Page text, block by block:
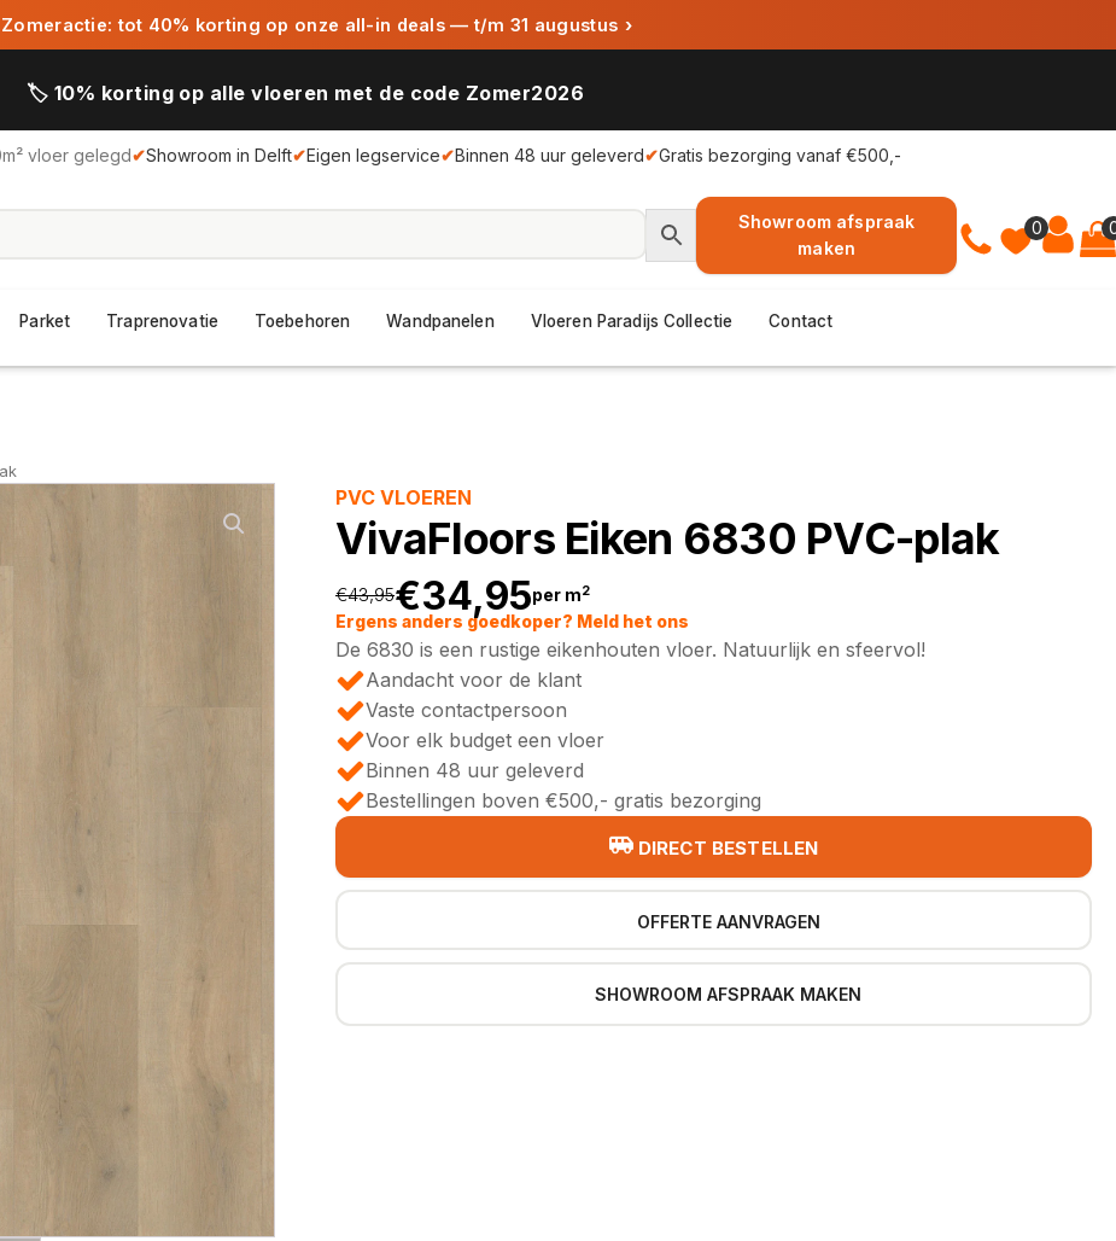
tot 40% korting op onze all-in deals — t/m 31 augustus ›
🏷️ 10% korting op alle vloeren met de code Zomer2026
vloer gelegd✔Showroom in Delft✔Eigen legservice✔Binnen 48 uur geleverd✔Gratis bezorging vanaf €500,-
0
Showroom afspraak
maken
Parket Traprenovatie Toebehoren Wandpanelen Vloeren Paradijs Collectie Contact
PVC VLOEREN
VivaFloors Eiken 6830 PVC-plak
€43,95
Oorspronkelijke
prijs
was:
€43,95.
€34,95
Huidige
prijs
is:
€34,95.
per m2
Ergens anders goedkoper? Meld het ons
De 6830 is een rustige eikenhouten vloer. Natuurlijk en sfeervol!
Aandacht voor de klant
Vaste contactpersoon
Voor elk budget een vloer
Binnen 48 uur geleverd
Bestellingen boven €500,- gratis bezorging
DIRECT BESTELLEN
OFFERTE AANVRAGEN
SHOWROOM AFSPRAAK MAKEN